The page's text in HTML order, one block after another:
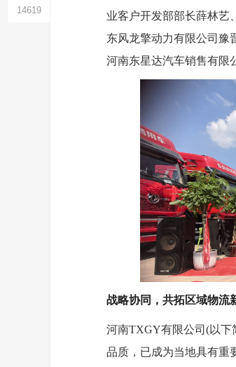
14619
业客户开发部部长薛林艺
东风龙擎动力有限公司豫
河南东星达汽车销售有限
战略协同，共拓区域物流
河南TXGY有限公司(以下
品质，已成为当地具有重